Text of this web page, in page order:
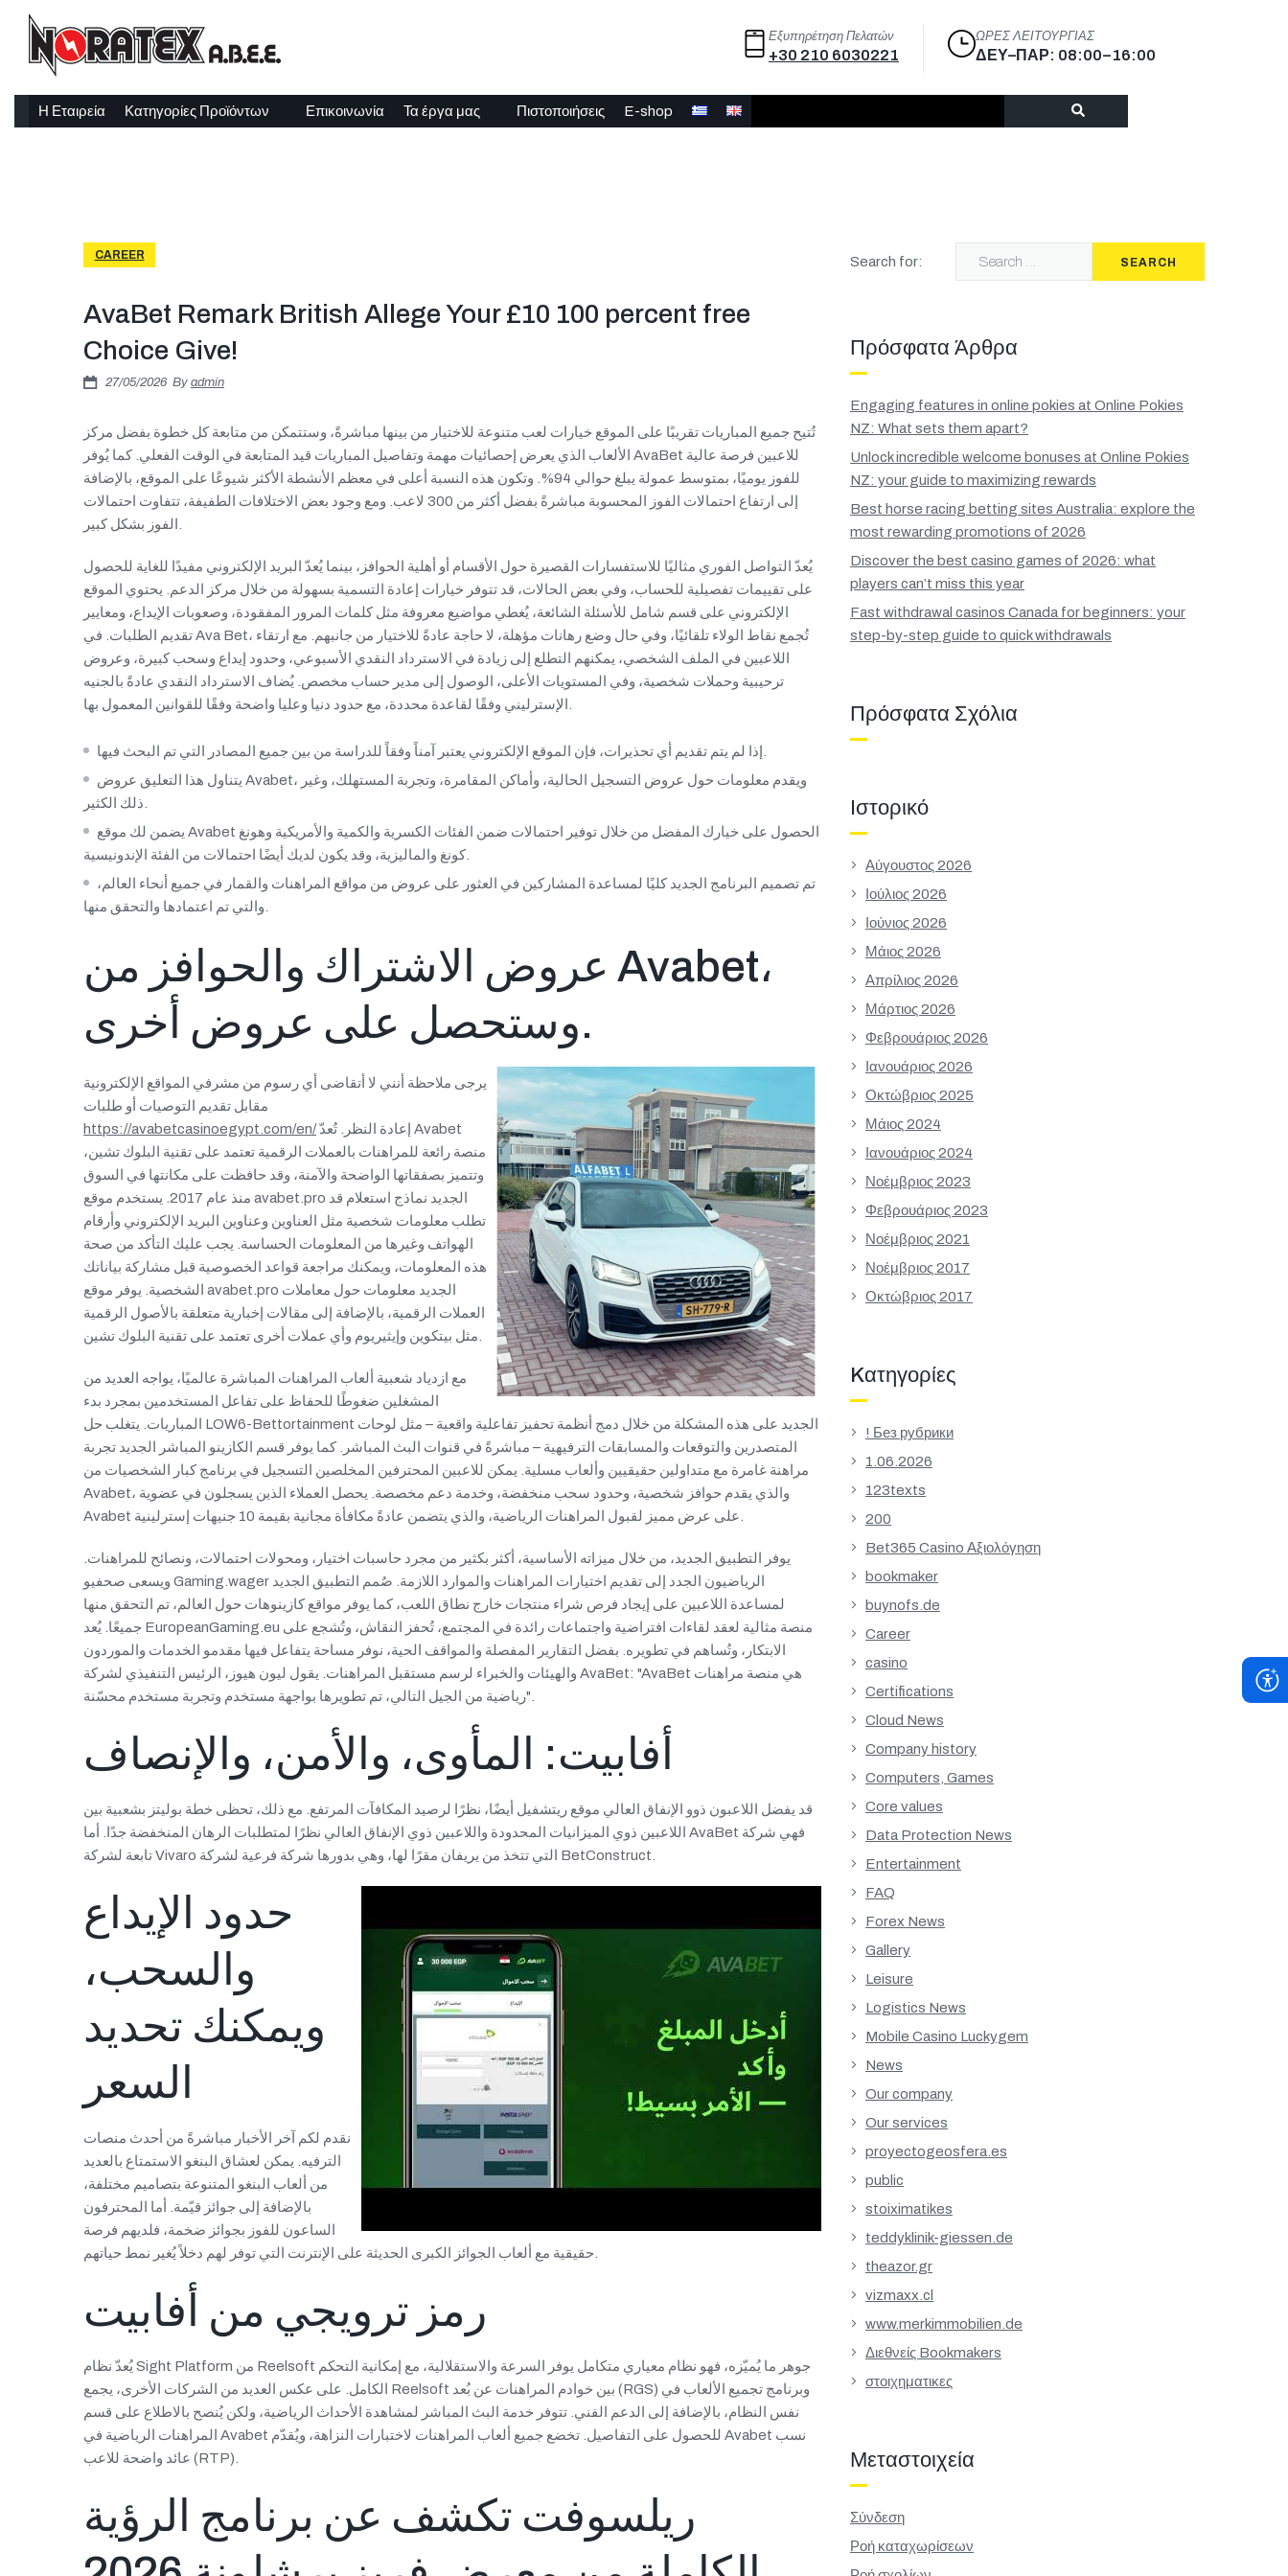
Εξυπηρέτηση Πελατών
+30 210 6030221
ΩΡΕΣ ΛΕΙΤΟΥΡΓΙΑΣ
ΔΕΥ–ΠΑΡ: 08:00–16:00
Η Εταιρεία Κατηγορίες Προϊόντων Επικοινωνία Τα έργα μας Πιστοποιήσεις E-shop
CAREER
AvaBet Remark British Allege Your £10 100 percent free
Choice Give!
27/05/2026 By admin
تُتيح جميع المباريات تقريبًا على الموقع خيارات لعب متنوعة للاختيار من بينها مباشرةً، وستتمكن من متابعة كل خطوة بفضل مركز
الألعاب الذي يعرض إحصائيات مهمة وتفاصيل المباريات قيد المتابعة في الوقت الفعلي. كما يُوفر AvaBet للاعبين فرصة عالية
للفوز يوميًا، بمتوسط ​​عمولة يبلغ حوالي 94%. وتكون هذه النسبة أعلى في معظم الأنشطة الأكثر شيوعًا على الموقع، بالإضافة
إلى ارتفاع احتمالات الفوز المحسوبة مباشرةً بفضل أكثر من 300 لاعب.
ومع وجود بعض الاختلافات الطفيفة، تتفاوت احتمالات
يُعدّ التواصل الفوري مثاليًا للاستفسارات القصيرة حول الأقسام أو أهلية الحوافز، بينما يُعدّ البريد الإلكتروني مفيدًا للغاية للحصول
على تقييمات تفصيلية للحساب، وفي بعض الحالات، قد تتوفر خيارات إعادة التسمية بسهولة من خلال مركز الدعم. يحتوي الموقع
الإلكتروني على قسم شامل للأسئلة الشائعة، يُغطي مواضيع معروفة مثل كلمات المرور المفقودة، وصعوبات الإيداع، ومعايير
تقديم الطلبات. في Ava Bet، تُجمع نقاط الولاء تلقائيًا، وفي حال وضع رهانات مؤهلة، لا حاجة عادةً للاختيار من جانبهم. مع ارتقاء
اللاعبين في الملف الشخصي، يمكنهم التطلع إلى زيادة في الاسترداد النقدي الأسبوعي، وحدود إيداع وسحب كبيرة، وعروض
ترحيبية وحملات شخصية، وفي المستويات الأعلى، الوصول إلى مدير حساب مخصص. يُضاف الاسترداد النقدي عادةً بالجنيه
يتناول هذا التعليق عروض Avabet، ويقدم معلومات حول عروض التسجيل الحالية، وأماكن المقامرة، وتجربة المستهلك، وغير
يضمن لك موقع Avabet الحصول على خيارك المفضل من خلال توفير احتمالات ضمن الفئات الكسرية والكمية والأمريكية وهونغ
تم تصميم البرنامج الجديد كليًا لمساعدة المشاركين في العثور على عروض من مواقع المراهنات والقمار في جميع أنحاء العالم،
عروض الاشتراك والحوافز من Avabet،
وستحصل على عروض أخرى.
يرجى ملاحظة أنني لا أتقاضى أي رسوم من مشرفي المواقع الإلكترونية
مقابل تقديم التوصيات أو طلبات
https://avabetcasinoegypt.com/en/إعادة النظر. تُعدّ Avabet
منصة رائعة للمراهنات بالعملات الرقمية تعتمد على تقنية البلوك تشين،
وتتميز بصفقاتها الواضحة والآمنة، وقد حافظت على مكانتها في السوق
منذ عام 2017. يستخدم موقع avabet.pro الجديد نماذج استعلام قد
تطلب معلومات شخصية مثل العناوين وعناوين البريد الإلكتروني وأرقام
الهواتف وغيرها من المعلومات الحساسة. يجب عليك التأكد من صحة
هذه المعلومات، ويمكنك مراجعة قواعد الخصوصية قبل مشاركة بياناتك
الشخصية. يوفر موقع avabet.pro الجديد معلومات حول معاملات
العملات الرقمية، بالإضافة إلى مقالات إخبارية متعلقة بالأصول الرقمية
مع ازدياد شعبية ألعاب المراهنات المباشرة عالميًا، يواجه العديد من
المشغلين ضغوطًا للحفاظ على تفاعل المستخدمين بمجرد بدء
المباريات. يتغلب حل LOW6-Bettortainment الجديد على هذه المشكلة من خلال دمج أنظمة تحفيز تفاعلية واقعية – مثل لوحات
المتصدرين والتوقعات والمسابقات الترفيهية – مباشرةً في قنوات البث المباشر. كما يوفر قسم الكازينو المباشر الجديد تجربة
مراهنة غامرة مع متداولين حقيقيين وألعاب مسلية. يمكن للاعبين المحترفين المخلصين التسجيل في برنامج كبار الشخصيات من
Avabet، والذي يقدم حوافز شخصية، وحدود سحب منخفضة، وخدمة دعم مخصصة. يحصل العملاء الذين يسجلون في عضوية
يوفر التطبيق الجديد، من خلال ميزاته الأساسية، أكثر بكثير من مجرد حاسبات اختيار، ومحولات احتمالات، ونصائح للمراهنات.
ويسعى صحفيو Gaming.wager الرياضيون الجدد إلى تقديم اختيارات المراهنات والموارد اللازمة. صُمم التطبيق الجديد
لمساعدة اللاعبين على إيجاد فرص شراء منتجات خارج نطاق اللعب، كما يوفر مواقع كازينوهات حول العالم، تم التحقق منها
جميعًا. يُعد EuropeanGaming.eu منصة مثالية لعقد لقاءات افتراضية واجتماعات رائدة في المجتمع، تُحفز النقاش، وتُشجع على
الابتكار، وتُساهم في تطويره. بفضل التقارير المفصلة والمواقف الحية، نوفر مساحة يتفاعل فيها مقدمو الخدمات والموردون
والهيئات والخبراء لرسم مستقبل المراهنات. يقول ليون هيوز، الرئيس التنفيذي لشركة AvaBet: "AvaBet هي منصة مراهنات
رياضية من الجيل التالي، تم تطويرها بواجهة مستخدم وتجربة مستخدم محسّنة".
أفابيت: المأوى، والأمن، والإنصاف
قد يفضل اللاعبون ذوو الإنفاق العالي موقع ريتشفيل أيضًا، نظرًا لرصيد المكافآت المرتفع. مع ذلك، تحظى خطة بوليتز بشعبية بين
اللاعبين ذوي الميزانيات المحدودة واللاعبين ذوي الإنفاق العالي نظرًا لمتطلبات الرهان المنخفضة جدًا. أما AvaBet فهي شركة
تابعة لشركة Vivaro التي تتخذ من يريفان مقرًا لها، وهي بدورها شركة فرعية لشركة BetConstruct.
حدود الإيداع
والسحب،
ويمكنك تحديد
السعر
نقدم لكم آخر الأخبار مباشرةً من أحدث منصات
الترفيه. يمكن لعشاق البنغو الاستمتاع بالعديد
من ألعاب البنغو المتنوعة بتصاميم مختلفة،
بالإضافة إلى جوائز قيّمة. أما المحترفون
الساعون للفوز بجوائز ضخمة، فلديهم فرصة
رمز ترويجي من أفابيت
يُعدّ نظام Sight Platform من Reelsoft جوهر ما يُميّزه، فهو نظام معياري متكامل يوفر السرعة والاستقلالية، مع إمكانية التحكم
الكامل. على عكس العديد من الشركات الأخرى، يجمع Reelsoft بين خوادم المراهنات عن بُعد (RGS) وبرنامج تجميع الألعاب في
نفس النظام، بالإضافة إلى الدعم الفني. تتوفر خدمة البث المباشر لمشاهدة الأحداث الرياضية، ولكن يُنصح بالاطلاع على قسم
المراهنات الرياضية في Avabet للحصول على التفاصيل. تخضع جميع ألعاب المراهنات لاختبارات النزاهة، ويُقدّم Avabet نسب
عائد واضحة للاعب (RTP).
ريلسوفت تكشف عن برنامج الرؤية
Search for: SEARCH
Πρόσφατα Άρθρα
Engaging features in online pokies at Online Pokies
NZ: What sets them apart?
Unlock incredible welcome bonuses at Online Pokies
NZ: your guide to maximizing rewards
Best horse racing betting sites Australia: explore the
most rewarding promotions of 2026
Discover the best casino games of 2026: what
players can’t miss this year
Fast withdrawal casinos Canada for beginners: your
step-by-step guide to quick withdrawals
Πρόσφατα Σχόλια
Ιστορικό
Αύγουστος 2026
Ιούλιος 2026
Ιούνιος 2026
Μάιος 2026
Απρίλιος 2026
Μάρτιος 2026
Φεβρουάριος 2026
Ιανουάριος 2026
Οκτώβριος 2025
Μάιος 2024
Ιανουάριος 2024
Νοέμβριος 2023
Φεβρουάριος 2023
Νοέμβριος 2021
Νοέμβριος 2017
Οκτώβριος 2017
Kατηγορίες
! Без рубрики
1.06.2026
123texts
200
Bet365 Casino Αξιολόγηση
bookmaker
buynofs.de
Career
casino
Certifications
Cloud News
Company history
Computers, Games
Core values
Data Protection News
Entertainment
FAQ
Forex News
Gallery
Leisure
Logistics News
Mobile Casino Luckygem
News
Our company
Our services
proyectogeosfera.es
public
stoiximatikes
teddyklinik-giessen.de
theazor.gr
vizmaxx.cl
www.merkimmobilien.de
Διεθνείς Bookmakers
στοιχηματικες
Μεταστοιχεία
Σύνδεση
Ροή καταχωρίσεων